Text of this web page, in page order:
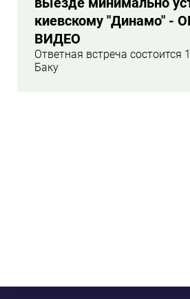
киевскому "Динамо" -
ВИДЕО
Ответная встреча состоится
Баку